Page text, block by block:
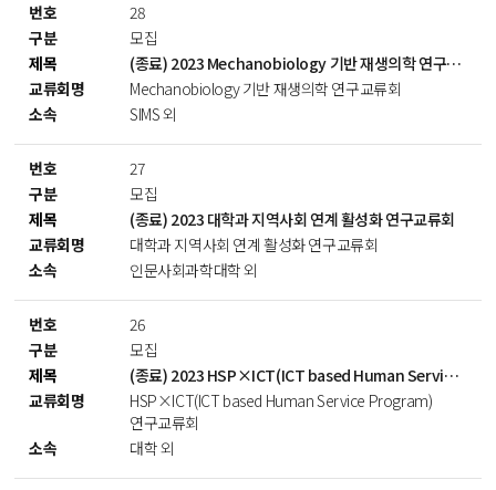
28
모집
(종료) 2023 Mechanobiology 기반 재생의학 연구교류회
Mechanobiology 기반 재생의학 연구교류회
SIMS 외
27
모집
(종료) 2023 대학과 지역사회 연계 활성화 연구교류회
대학과 지역사회 연계 활성화 연구교류회
인문사회과학대학 외
26
모집
(종료) 2023 HSP×ICT(ICT based Human Service Program)연구교류회
HSP×ICT(ICT based Human Service Program)
연구교류회
대학 외